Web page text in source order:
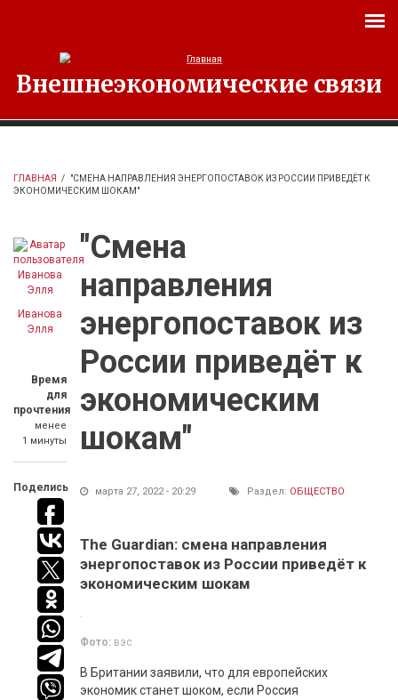
Внешнеэкономические связи
ГЛАВНАЯ /
"СМЕНА НАПРАВЛЕНИЯ ЭНЕРГОПОСТАВОК ИЗ РОССИИ ПРИВЕДЁТ К
ЭКОНОМИЧЕСКИМ ШОКАМ"
Иванова
Элля
Время
для
прочтения
менее
1 минуты
Поделись
"Смена
направления
энергопоставок из
России приведёт к
экономическим
шокам"
марта 27, 2022 - 20:29 Раздел: ОБЩЕСТВО
The Guardian: смена направления
энергопоставок из России приведёт к
экономическим шокам
Фото: вэс
В Британии заявили, что для европейских
экономик станет шоком, если Россия